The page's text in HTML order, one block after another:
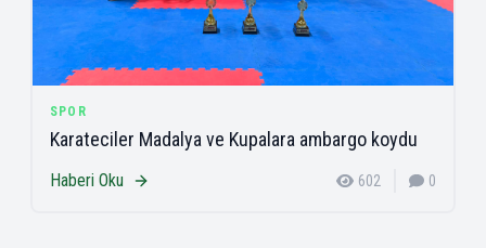
SPOR
Karateciler Madalya ve Kupalara ambargo koydu
Haberi Oku 602 0